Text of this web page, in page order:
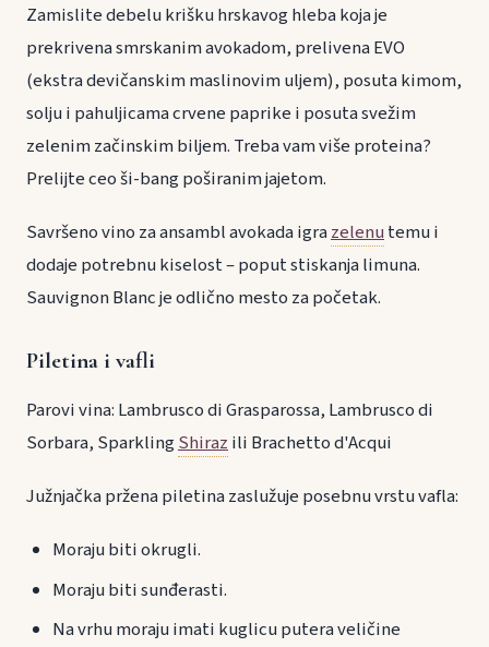
Zamislite debelu krišku hrskavog hleba koja je
prekrivena smrskanim avokadom, prelivena EVO
(ekstra devičanskim maslinovim uljem), posuta kimom,
solju i pahuljicama crvene paprike i posuta svežim
zelenim začinskim biljem. Treba vam više proteina?
Prelijte ceo ši-bang poširanim jajetom.
Savršeno vino za ansambl avokada igrazelenu temu i
dodaje potrebnu kiselost – poput stiskanja limuna.
Sauvignon Blanc je odlično mesto za početak.
Piletina i vafli
Parovi vina: Lambrusco di Grasparossa, Lambrusco di
Sorbara, SparklingShiraz ili Brachetto d'Acqui
Južnjačka pržena piletina zaslužuje posebnu vrstu vafla:
Moraju biti okrugli.
Moraju biti sunđerasti.
Na vrhu moraju imati kuglicu putera veličine